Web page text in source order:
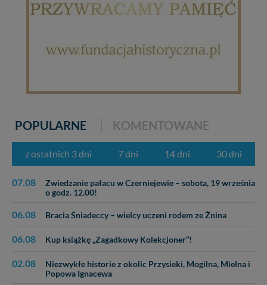
POPULARNE KOMENTOWANE
z ostatnich 3 dni 7 dni 14 dni 30 dni
07.08
Zwiedzanie pałacu w Czerniejewie – sobota, 19 września
o godz. 12.00!
06.08 Bracia Śniadeccy – wielcy uczeni rodem ze Żnina
06.08 Kup książkę „Zagadkowy Kolekcjoner”!
02.08
Niezwykłe historie z okolic Przysieki, Mogilna, Mielna i
Popowa Ignacewa
dnia wędruje po Pojezierzu Gnieźnieńskim, by rozwijać
portal, poprzez jego rozbudowę oraz dostarczanie
Abyśmy nadal mogli to robić, potrzebujemy Twojej
Bezpieczeństwo Twoich danych jest dla nas
nas bezpieczne, jeśli masz wątpliwości co do naszych
informacji uzyskach w naszejPolityce Prywatności.
Klikając znak X lub przycisk PRZEJDŹ DO SERWISU
Twoich danych innym podmiotom oraz osobom
Twoich danych jest elementem usługi (przekazanie
danych z formularza kontaktowego, przekazanie danych